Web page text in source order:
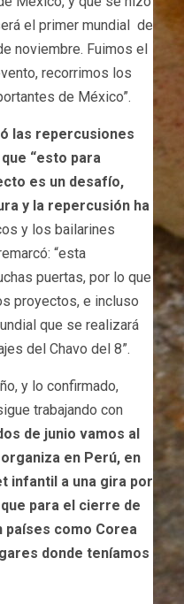
el primer mundial de
noviembre. Fuimos el
recorrimos los
de México”.
las repercusiones
“esto para
es un desafío,
y la repercusión ha
y los bailarines
“esta
puertas, por lo que
proyectos, e incluso
que se realizará
del Chavo del 8”.
y lo confirmado,
trabajando con
de junio vamos al
en Perú, en
infantil a una gira por
para el cierre de
países como Corea
donde teníamos